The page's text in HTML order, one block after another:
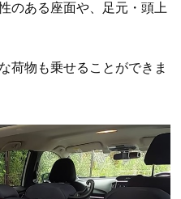
のある座面や、足元・頭上
荷物も乗せることができま